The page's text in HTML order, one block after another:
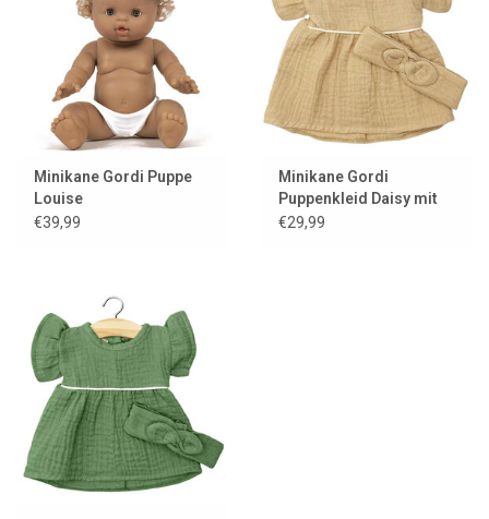
Minikane Gordi Puppe
Louise
€39,99
Minikane Gordi
Puppenkleid Daisy mit
Haarband / Latte
€29,99